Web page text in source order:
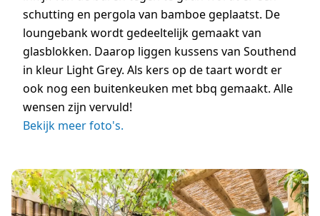
schutting en pergola van bamboe geplaatst. De
loungebank wordt gedeeltelijk gemaakt van
glasblokken. Daarop liggen kussens van Southend
in kleur Light Grey. Als kers op de taart wordt er
ook nog een buitenkeuken met bbq gemaakt. Alle
wensen zijn vervuld!
Bekijk meer foto's.